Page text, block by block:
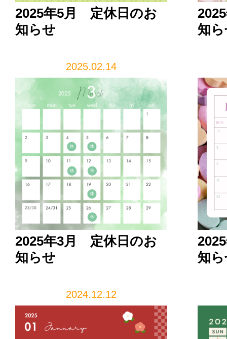
2025年5月 定休日のお
知らせ
知
2025.02.14
2025年3月 定休日のお
知らせ
知
2024.12.12